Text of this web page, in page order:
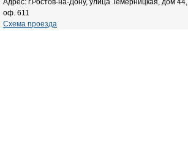
Адрес: г.Ростов-на-Дону, улица Темерницкая, дом 44,
оф. 611
Схема проезда